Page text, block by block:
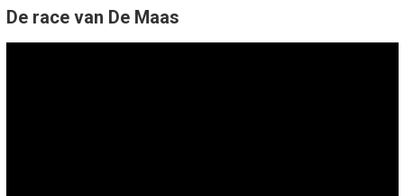
De race van De Maas